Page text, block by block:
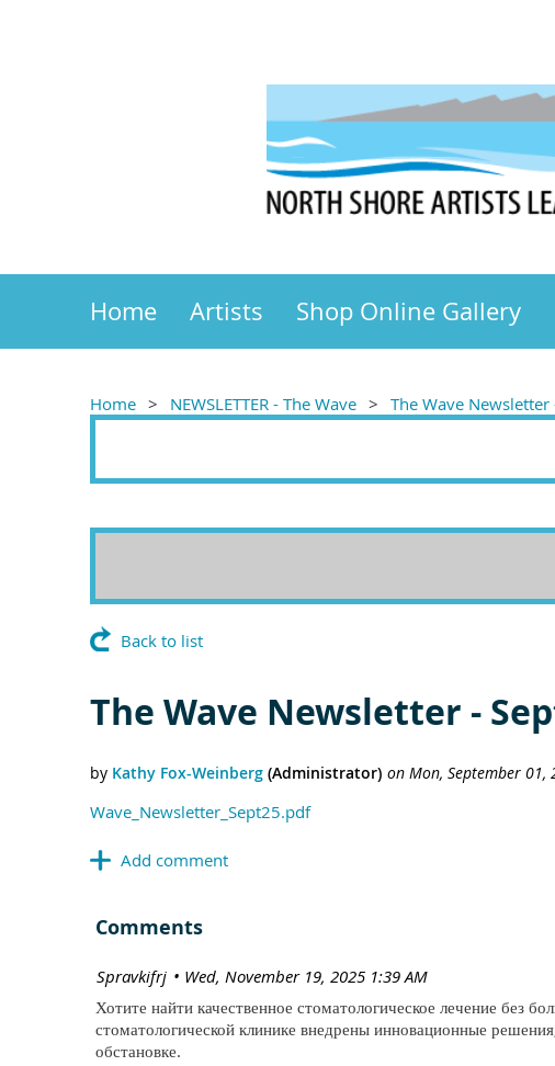
Home Artists Shop Online Gallery
Home NEWSLETTER - The Wave The Wave
Back to list
The Wave Newsletter -
Wave_Newsletter_Sept25.pdf
Comments
Wed, November 19, 2025 1:39 AM
| Spravkifrj
Хотите найти качественное стоматологическое лечение
стоматологической клинике внедрены инновационные
обстановке.